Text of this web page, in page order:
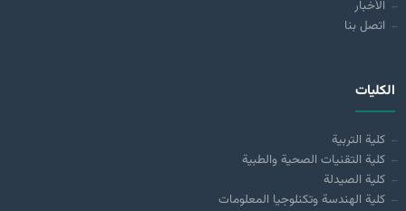
الأخبار
اتصل بنا
الكليات
كلية التربية
كلية التقنيات الصحية والطبية
كلية الصيدلة
كلية الهندسة وتكنلوجيا المعلومات